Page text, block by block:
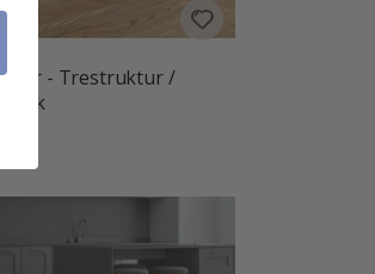
- Trestruktur /
Stick